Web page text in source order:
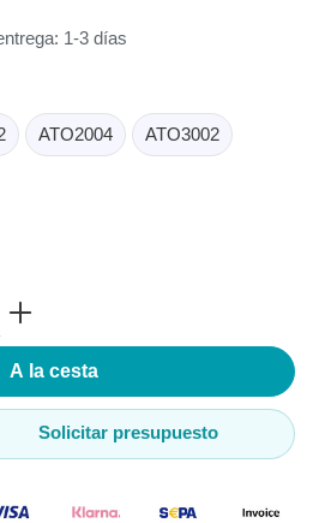
1-3 días
ATO2004 ATO3002
A la cesta
Solicitar presupuesto